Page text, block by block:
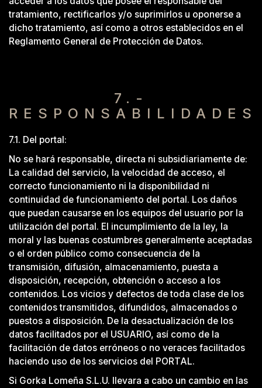
tratamiento, rectificarlos y/o suprimirlos u oponerse a
dicho tratamiento, así como a otros establecidos en el
Reglamento General de Protección de Datos.
7.-
RESPONSABILIDADES
7.1. Del portal:
No se hará responsable, directa ni subsidiariamente de:
La calidad del servicio, la velocidad de acceso, el
correcto funcionamiento ni la disponibilidad ni
continuidad de funcionamiento del portal. Los daños
que puedan causarse en los equipos del usuario por la
utilización del portal. El incumplimiento de la ley, la
moral y las buenas costumbres generalmente aceptadas
o el orden público como consecuencia de la
transmisión, difusión, almacenamiento, puesta a
disposición, recepción, obtención o acceso a los
contenidos. Los vicios y defectos de toda clase de los
contenidos transmitidos, difundidos, almacenados o
puestos a disposición. De la desactualización de los
datos facilitados por el USUARIO, así como de la
facilitación de datos erróneos o no veraces facilitados
haciendo uso de los servicios del PORTAL.
Si Gorka Lomeña S.L.U. llevara a cabo un cambio en las